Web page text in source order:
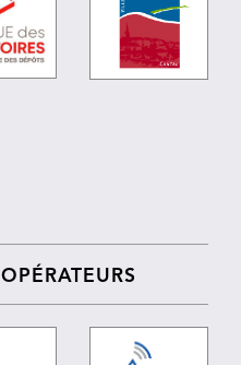
OPÉRATEURS